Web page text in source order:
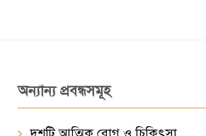
অন্যান্য প্রবন্ধসমূহ